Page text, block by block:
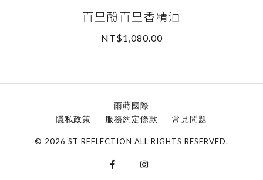
百里酚百里香精油
NT$1,080.00
雨蒔國際
隱私政策
服務約定條款 常見問題
© 2026 ST REFLECTION ALL RIGHTS RESERVED.